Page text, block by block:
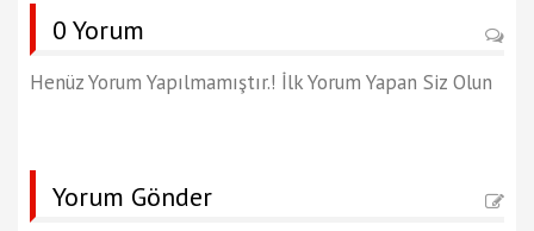
0 Yorum
Henüz Yorum Yapılmamıştır.! İlk Yorum Yapan Siz Olun
Yorum Gönder